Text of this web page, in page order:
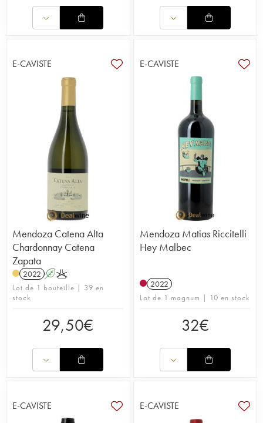
E-CAVISTE
Mendoza Catena Alta
Chardonnay Catena
Zapata
2022 AK
Lot de 1 bouteille | 39 en
stock
29,50€
E-CAVISTE
Mendoza Matias Riccitelli
Hey Malbec
2022
Lot de 1 magnum | 10 en stock
32€
E-CAVISTE E-CAVISTE